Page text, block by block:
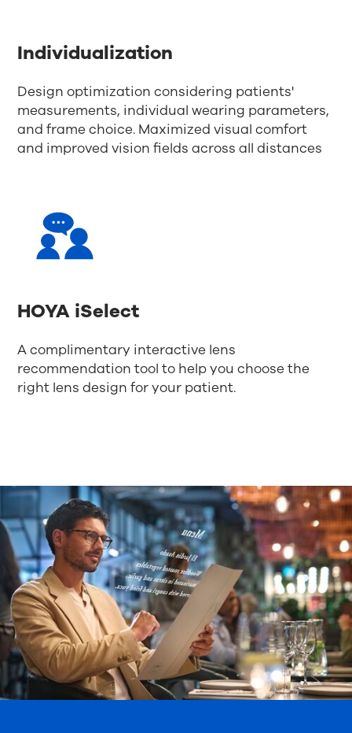
Individualization
Design optimization considering patients'
measurements, individual wearing parameters,
and frame choice. Maximized visual comfort
and improved vision fields across all distances
HOYA iSelect
A complimentary interactive lens
recommendation tool to help you choose the
right lens design for your patient.